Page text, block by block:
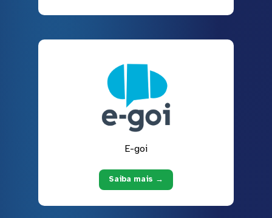
E-goi
Saiba mais →